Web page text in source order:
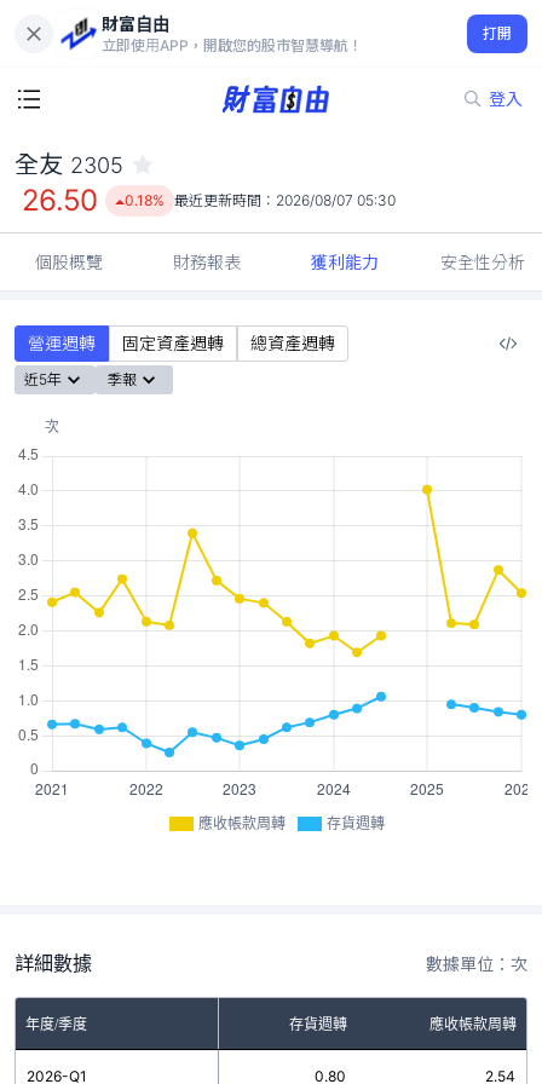
財富自由
立即使用APP，開啟您的股市智慧導航！
打開
登入
26.50
0.18%
全友 2305
26.50 0.18% 最近更新時間： 2026/08/07 05:30
個股概覽 財務報表 獲利能力 安全性分析
營運週轉 固定資產週轉 總資產週轉
近5年 季報
應收帳款周轉 存貨週轉
詳細數據 數據單位：次
年度/季度 存貨週轉 應收帳款周轉
2026-Q1 0.80 2.54